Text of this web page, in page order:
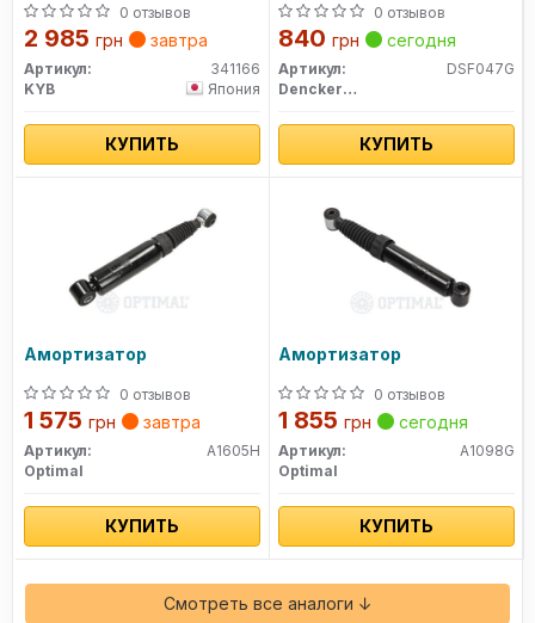
газов. Excel-G (пр-во
Kayaba)
0 отзывов
2 985 грн завтра
Артикул:
341166
KYB
Япония
КУПИТЬ
0 отзывов
840 грн сегодня
Артикул:
DSF047G
Denckermann
КУПИТЬ
Амортизатор
0 отзывов
1 575 грн завтра
Артикул:
A1605H
Optimal
КУПИТЬ
Амортизатор
0 отзывов
1 855 грн сегодня
Артикул:
A1098G
Optimal
КУПИТЬ
Смотреть все аналоги ↓